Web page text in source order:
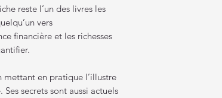
reste l’un des livres les
vers
financière et les richesses
mettant en pratique l’illustre
secrets sont aussi actuels